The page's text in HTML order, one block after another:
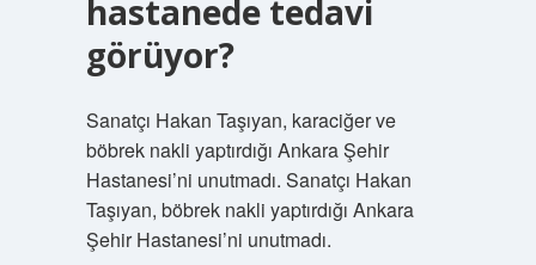
hastanede tedavi
görüyor?
Sanatçı Hakan Taşıyan, karaciğer ve
böbrek nakli yaptırdığı Ankara Şehir
Hastanesi’ni unutmadı. Sanatçı Hakan
Taşıyan, böbrek nakli yaptırdığı Ankara
Şehir Hastanesi’ni unutmadı.